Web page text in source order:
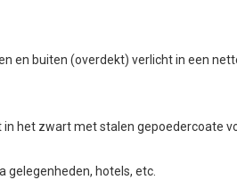
en buiten (overdekt) verlicht in een
het zwart met stalen gepoedercoate
gelegenheden, hotels, etc.